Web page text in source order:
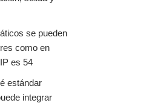
se pueden
como en
es 54
estándar
integrar